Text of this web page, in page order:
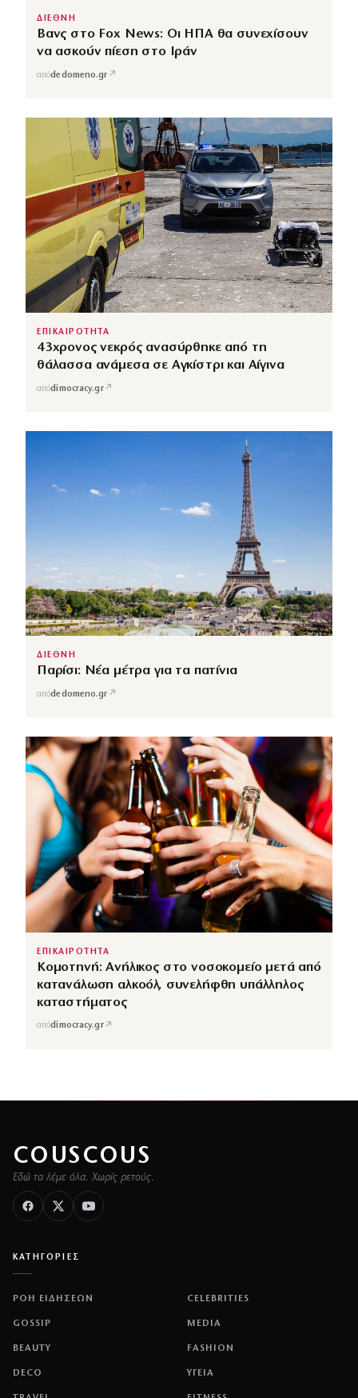
ΔΙΕΘΝΗ
Βανς στο Fox News: Οι ΗΠΑ θα συνεχίσουν
να ασκούν πίεση στο Ιράν
απόdedomeno.gr ↗
ΕΠΙΚΑΙΡΟΤΗΤΑ
43χρονος νεκρός ανασύρθηκε από τη
θάλασσα ανάμεσα σε Αγκίστρι και Αίγινα
απόdimocracy.gr↗
ΔΙΕΘΝΗ
Παρίσι: Νέα μέτρα για τα πατίνια
απόdedomeno.gr ↗
ΕΠΙΚΑΙΡΟΤΗΤΑ
Κομοτηνή: Ανήλικος στο νοσοκομείο μετά από
κατανάλωση αλκοόλ, συνελήφθη υπάλληλος
καταστήματος
απόdimocracy.gr↗
COUSCOUS
Εδώ τα λέμε όλα. Χωρίς ρετούς.
ΚΑΤΗΓΟΡΙΕΣ
ΡΟΗ ΕΙΔΗΣΕΩΝ CELEBRITIES
GOSSIP MEDIA
BEAUTY FASHION
DECO ΥΓΕΙΑ